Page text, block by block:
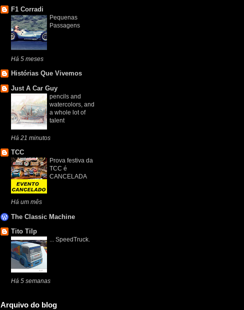
F1 Corradi
Pequenas
Passagens
Há 5 meses
Histórias Que Vivemos
Just A Car Guy
pencils and
watercolors, and
a whole lot of
talent
Há 21 minutos
TCC
Prova festiva da
TCC é
CANCELADA
Há um mês
The Classic Machine
Tito Tilp
... SpeedTruck.
Há 5 semanas
Arquivo do blog